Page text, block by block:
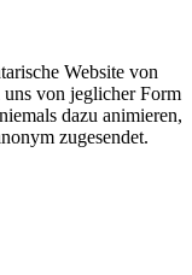
Website von
von jeglicher Form
dazu animieren,
zugesendet.